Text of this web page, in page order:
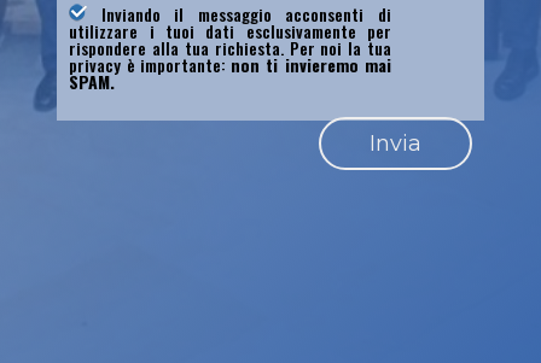
Inviando il messaggio acconsenti di
utilizzare i tuoi dati esclusivamente per
rispondere alla tua richiesta. Per noi la tua
privacy è importante: non ti invieremo mai
SPAM.